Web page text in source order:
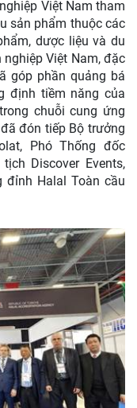
Việt Nam tham
sản phẩm thuộc các
dược liệu và du
Việt Nam, đặc
góp phần quảng bá
định tiềm năng của
chuỗi cung ứng
đón tiếp Bộ trưởng
Phó Thống đốc
Discover Events,
đỉnh Halal Toàn cầu